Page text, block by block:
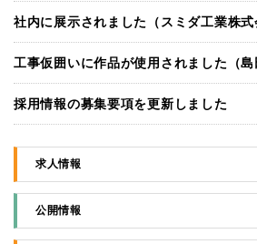
社内に展示されました（スミダ工業株式
工事仮囲いに作品が使用されました（島
採用情報の募集要項を更新しました
求人情報
公開情報